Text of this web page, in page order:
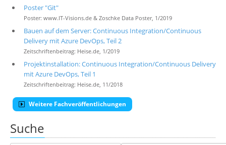
Poster "Git"
Poster: www.IT-Visions.de & Zoschke Data Poster, 1/2019
Bauen auf dem Server: Continuous Integration/Continuous
Delivery mit Azure DevOps, Teil 2
Zeitschriftenbeitrag: Heise.de, 1/2019
Projektinstallation: Continuous Integration/Continuous Delivery
mit Azure DevOps, Teil 1
Zeitschriftenbeitrag: Heise.de, 11/2018
Weitere Fachveröffentlichungen
Suche